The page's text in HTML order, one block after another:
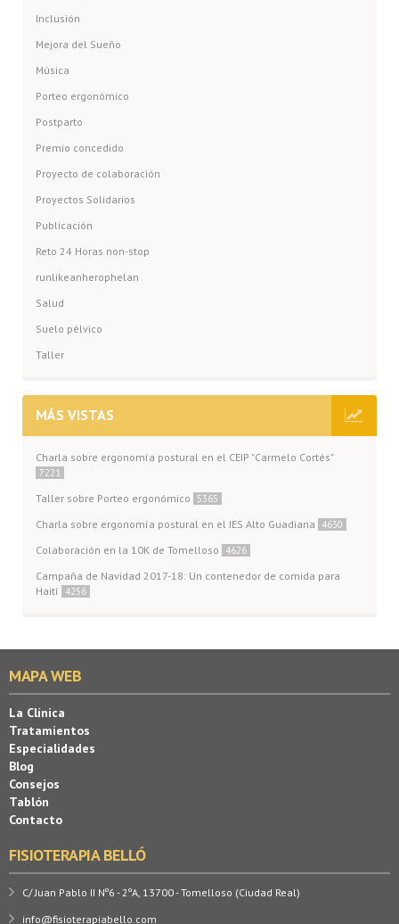
Inclusión
Mejora del Sueño
Música
Porteo ergonómico
Postparto
Premio concedido
Proyecto de colaboración
Proyectos Solidarios
Publicación
Reto 24 Horas non-stop
runlikeanherophelan
Salud
Suelo pélvico
Taller
MÁS VISTAS
Charla sobre ergonomía postural en el CEIP "Carmelo Cortés"
7221
Taller sobre Porteo ergonómico 5365
Charla sobre ergonomía postural en el IES Alto Guadiana 4630
Colaboración en la 10K de Tomelloso 4626
Campaña de Navidad 2017-18: Un contenedor de comida para
Haití
4256
MAPA WEB
La Clínica
Tratamientos
Especialidades
Blog
Consejos
Tablón
Contacto
FISIOTERAPIA BELLÓ
C/ Juan Pablo II Nº6 - 2ºA, 13700 - Tomelloso (Ciudad Real)
info@fisioterapiabello.com